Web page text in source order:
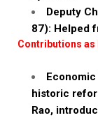
Deputy
87): Helped
Contributions as
historic
Rao,